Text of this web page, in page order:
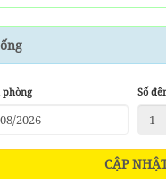
viên phục vụ các món ăn
Dịch vụ ăn uống tại phòng
phòng Số
CẬP